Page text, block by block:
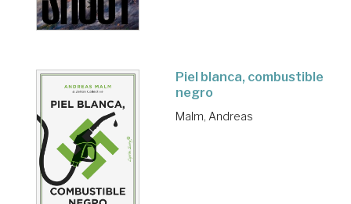
Piel blanca, combustible
negro
Malm, Andreas